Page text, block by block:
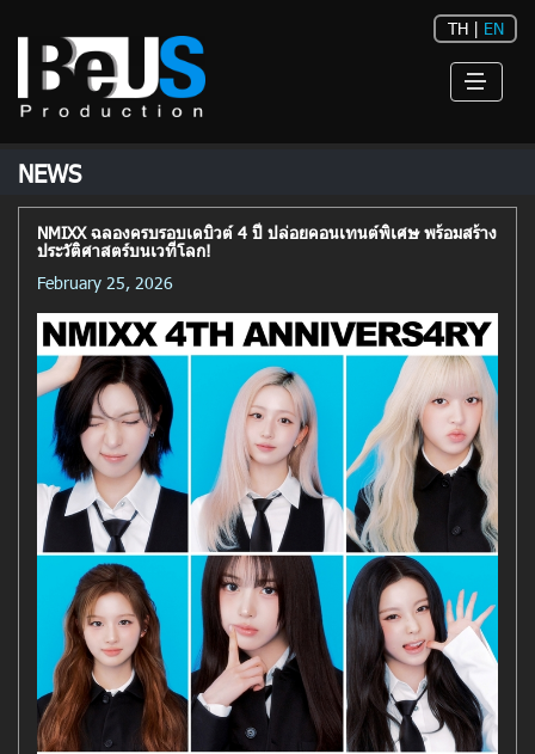
TH| EN
NEWS
NMIXX ฉลองครบรอบเดบิวต์ 4 ปี ปล่อยคอนเทนต์พิเศษ พร้อมสร้าง
ประวัติศาสตร์บนเวทีโลก!
February 25, 2026